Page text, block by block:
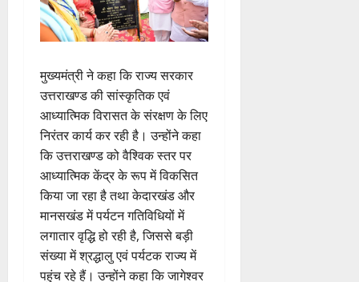
मुख्यमंत्री ने कहा कि राज्य सरकार
उत्तराखण्ड की सांस्कृतिक एवं
आध्यात्मिक विरासत के संरक्षण के लिए
निरंतर कार्य कर रही है। उन्होंने कहा
कि उत्तराखण्ड को वैश्विक स्तर पर
आध्यात्मिक केंद्र के रूप में विकसित
किया जा रहा है तथा केदारखंड और
मानसखंड में पर्यटन गतिविधियों में
लगातार वृद्धि हो रही है, जिससे बड़ी
संख्या में श्रद्धालु एवं पर्यटक राज्य में
पहुंच रहे हैं। उन्होंने कहा कि जागेश्वर